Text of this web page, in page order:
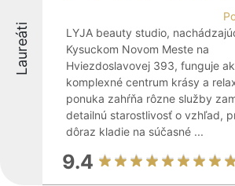
Laureáti
LYJA beauty studio,
Kysuckom Novom Meste na
Hviezdoslavovej 393, funguje
komplexné centrum krásy a
ponuka zahŕňa rôzne služby
detailnú starostlivosť o vzhľad,
dôraz kladie na súčasné ...
9.4